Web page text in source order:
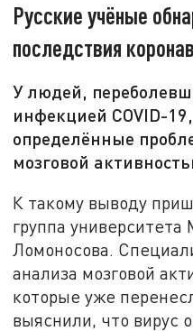
Русские учёные
последствия
У людей,
инфекцией COVID-
определённые
мозговой
К такому выводу
группа
Ломоносова.
анализа мозговой
которые уже
выяснили, что вирус